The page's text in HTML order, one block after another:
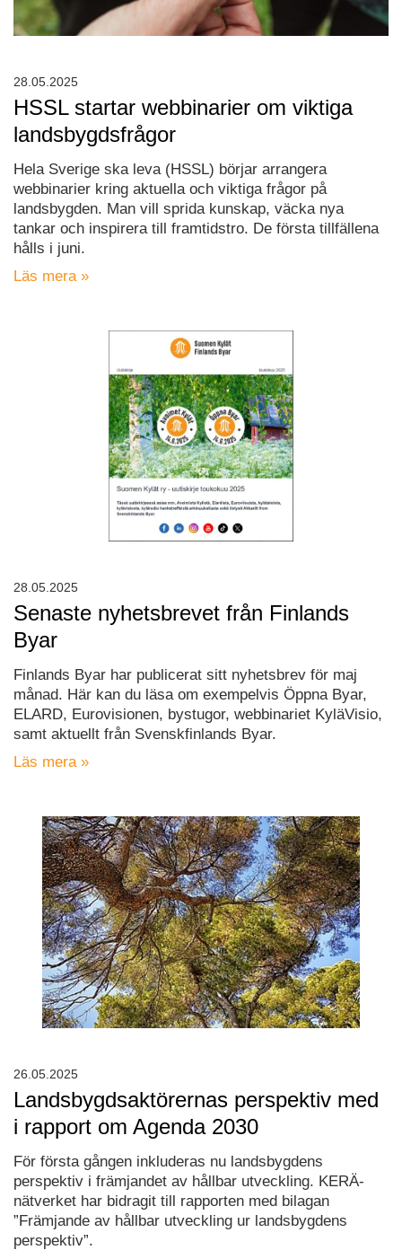
HSSL startar webbinarier om viktiga
landsbygdsfrågor
Hela Sverige ska leva (HSSL) börjar arrangera
webbinarier kring aktuella och viktiga frågor på
landsbygden. Man vill sprida kunskap, väcka nya
tankar och inspirera till framtidstro. De första tillfällena
hålls i juni.
Läs mera »
28.05.2025
Senaste nyhetsbrevet från Finlands
Byar
Finlands Byar har publicerat sitt nyhetsbrev för maj
månad. Här kan du läsa om exempelvis Öppna Byar,
ELARD, Eurovisionen, bystugor, webbinariet KyläVisio,
samt aktuellt från Svenskfinlands Byar.
Läs mera »
28.05.2025
Landsbygdsaktörernas perspektiv med
i rapport om Agenda 2030
För första gången inkluderas nu landsbygdens
perspektiv i främjandet av hållbar utveckling. KERÄ-
nätverket har bidragit till rapporten med bilagan
”Främjande av hållbar utveckling ur landsbygdens
perspektiv”.
26.05.2025